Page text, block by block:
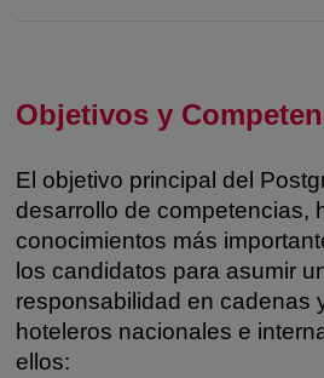
Objetivos y
El objetivo principal del
desarrollo de competencias,
conocimientos más
los candidatos para asumir
responsabilidad en cadenas
hoteleros nacionales e
ellos: